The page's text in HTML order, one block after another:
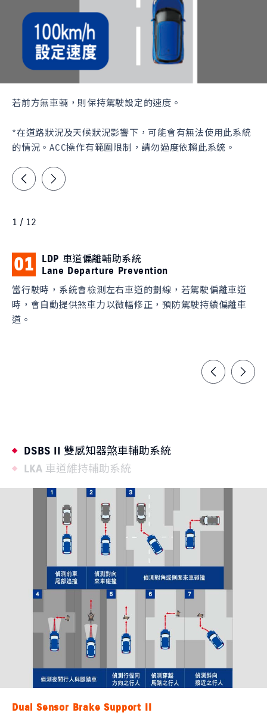
若前方無車輛，則保持駕駛設定的速度。
*在道路狀況及天候狀況影響下，可能會有無法使用此系統
的情況。ACC操作有範圍限制，請勿過度依賴此系統。
1 / 12
01
LDP 車道偏離輔助系統
Lane Departure Prevention
當行駛時，系統會檢測左右車道的劃線，若駕駛偏離車道
時，會自動提供煞車力以微幅修正，預防駕駛持續偏離車
道。
DSBS II 雙感知器煞車輔助系統
LKA 車道維持輔助系統
Dual Sensor Brake Support II